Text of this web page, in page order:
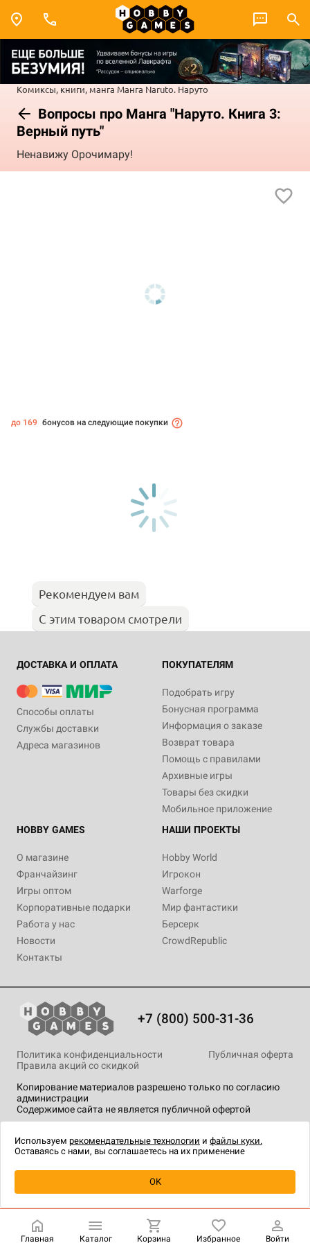
Комиксы, книги, манга Манга Naruto. Наруто
Вопросы про Манга "Наруто. Книга 3:
Верный путь"
Ненавижу Орочимару!
Купить| 1 690 ₽
до 169 бонусов на следующие покупки
Рекомендуем вам
С этим товаром смотрели
ДОСТАВКА И ОПЛАТА
Способы оплаты
Службы доставки
Адреса магазинов
ПОКУПАТЕЛЯМ
Подобрать игру
Бонусная программа
Информация о заказе
Возврат товара
Помощь с правилами
Архивные игры
Товары без скидки
Мобильное приложение
HOBBY GAMES
О магазине
Франчайзинг
Игры оптом
Корпоративные подарки
Работа у нас
Новости
Контакты
НАШИ ПРОЕКТЫ
Hobby World
Игрокон
Warforge
Мир фантастики
Берсерк
CrowdRepublic
+7 (800) 500-31-36
Копирование материалов разрешено только по согласию
администрации
Содержимое сайта не является публичной офертой
Политика конфиденциальности
Публичная оферта
Правила акций со скидкой
технологии.
Главная Каталог Корзина Избранное Войти
Используем рекомендательные технологии и файлы куки.
Оставаясь с нами, вы соглашаетесь на их применение
OK